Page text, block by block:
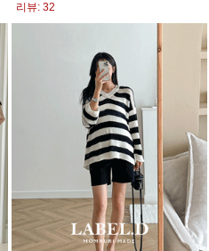
리뷰: 32